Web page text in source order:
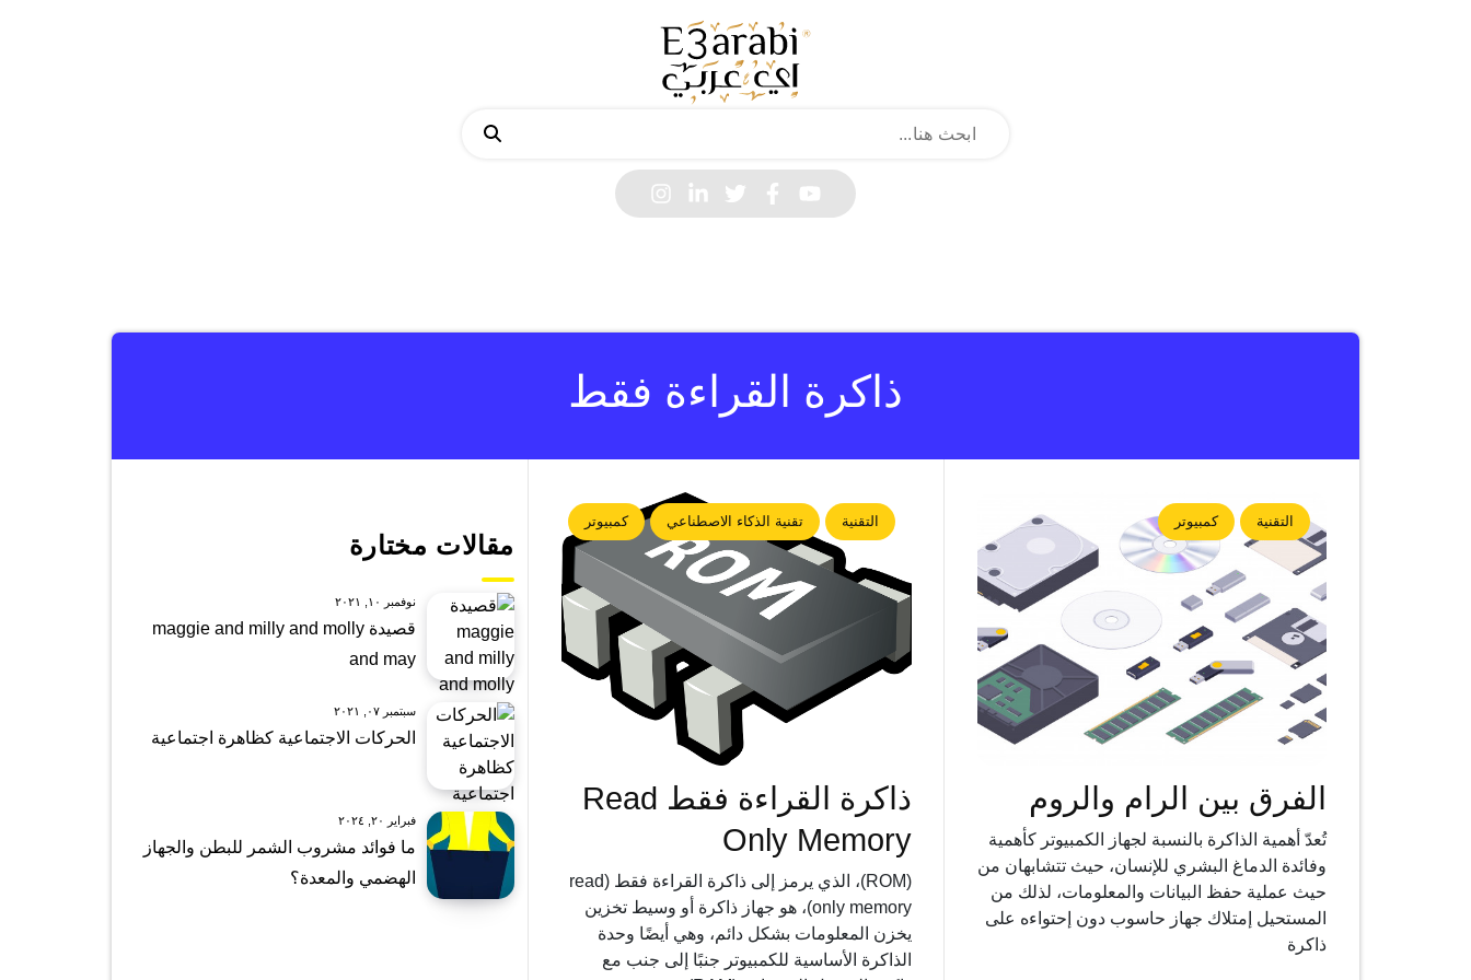
ذاكرة القراءة فقط
التقنية كمبيوتر
الفرق بين الرام والروم
تُعدّ أهمية الذاكرة بالنسبة لجهاز الكمبيوتر كأهمية
وفائدة الدماغ البشري للإنسان، حيث تتشابهان من
حيث عملية حفظ البيانات والمعلومات، لذلك من
المستحيل إمتلاك جهاز حاسوب دون إحتواءه على
ذاكرة
التقنية تقنية الذكاء الاصطناعي كمبيوتر
ذاكرة القراءة فقط Read
Only Memory
(ROM)، الذي يرمز إلى ذاكرة القراءة فقط (read
only memory)، هو جهاز ذاكرة أو وسيط تخزين
يخزن المعلومات بشكل دائم، وهي أيضًا وحدة
الذاكرة الأساسية للكمبيوتر جنبًا إلى جنب مع
مقالات مختارة
نوفمبر ١٠, ٢٠٢١
قصيدة maggie and milly and molly
and may
سبتمبر ٠٧, ٢٠٢١
الحركات الاجتماعية كظاهرة اجتماعية
فبراير ٢٠, ٢٠٢٤
ما فوائد مشروب الشمر للبطن والجهاز
الهضمي والمعدة؟